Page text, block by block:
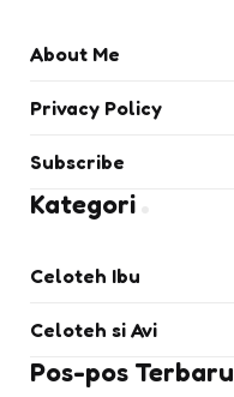
About Me
Privacy Policy
Subscribe
Kategori
Celoteh Ibu
Celoteh si Avi
Pos-pos Terbaru